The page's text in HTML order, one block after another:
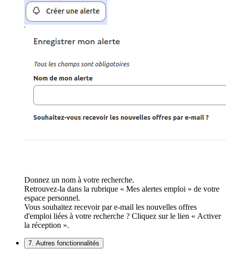
Donnez un nom à votre recherche.
Retrouvez-la dans la rubrique « Mes alertes emploi » de votre
espace personnel.
Vous souhaitez recevoir par e-mail les nouvelles offres
d'emploi liées à votre recherche ? Cliquez sur le lien « Activer
la réception ».
7. Autres fonctionnalités